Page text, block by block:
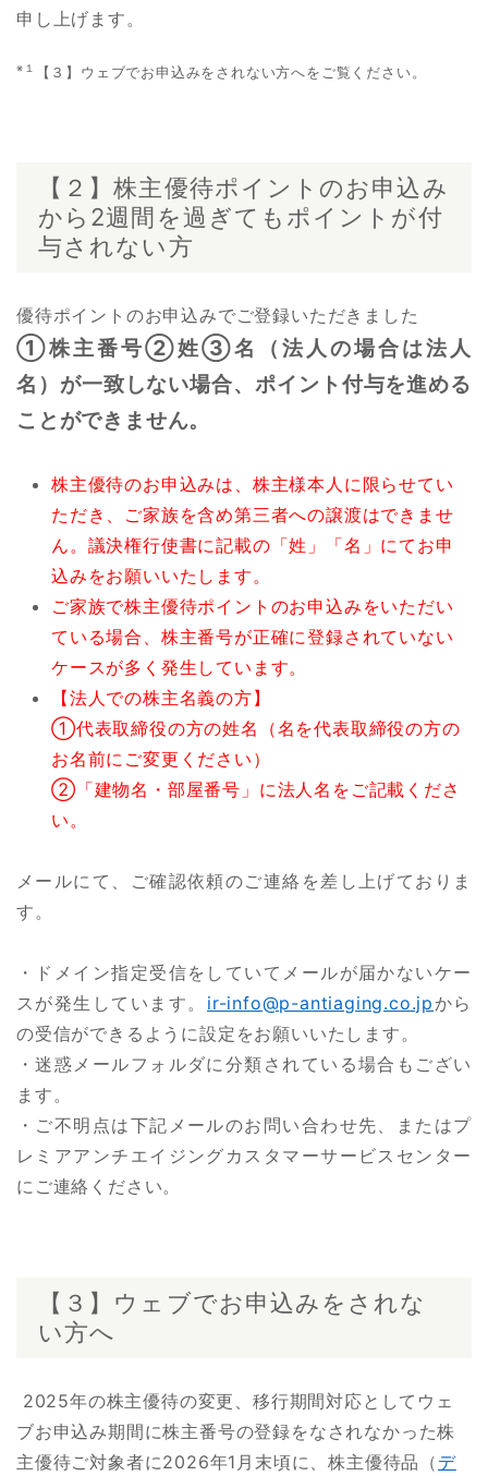
申し上げます。
※１ 【３】ウェブでお申込みをされない方へをご覧ください。
【２】株主優待ポイントのお申込み
から2週間を過ぎてもポイントが付
与されない方
優待ポイントのお申込みでご登録いただきました
①株主番号②姓③名（法人の場合は法人
名）が一致しない場合、ポイント付与を進める
ことができません。
株主優待のお申込みは、株主様本人に限らせてい
ただき、ご家族を含め第三者への譲渡はできませ
ん。議決権行使書に記載の「姓」「名」にてお申
込みをお願いいたします。
ご家族で株主優待ポイントのお申込みをいただい
ている場合、株主番号が正確に登録されていない
ケースが多く発生しています。
【法人での株主名義の方】
①代表取締役の方の姓名（名を代表取締役の方の
お名前にご変更ください）
②「建物名・部屋番号」に法人名をご記載くださ
い。
メールにて、ご確認依頼のご連絡を差し上げておりま
す。
・ドメイン指定受信をしていてメールが届かないケー
スが発生しています。 ir-info@p-antiaging.co.jpから
の受信ができるように設定をお願いいたします。
・迷惑メールフォルダに分類されている場合もござい
ます。
・ご不明点は下記メールのお問い合わせ先、またはプ
レミアアンチエイジングカスタマーサービスセンター
にご連絡ください。
【３】ウェブでお申込みをされな
い方へ
2025年の株主優待の変更、移行期間対応としてウェ
ブお申込み期間に株主番号の登録をなされなかった株
主優待ご対象者に2026年1月末頃に、株主優待品（ デ